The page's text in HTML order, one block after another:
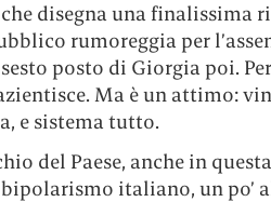
disegna una finalissima
rumoreggia per
posto di Giorgia poi.
Ma è un attimo:
e sistema tutto.
del Paese, anche in
italiano, un po’